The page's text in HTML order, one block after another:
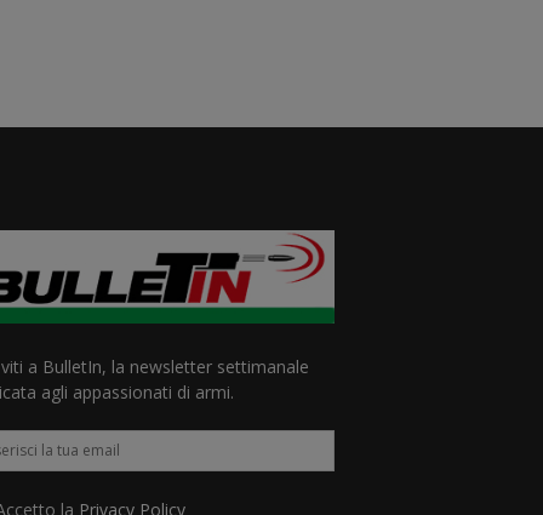
a BulletIn, la newsletter settimanale
agli appassionati di armi.
la Privacy Policy